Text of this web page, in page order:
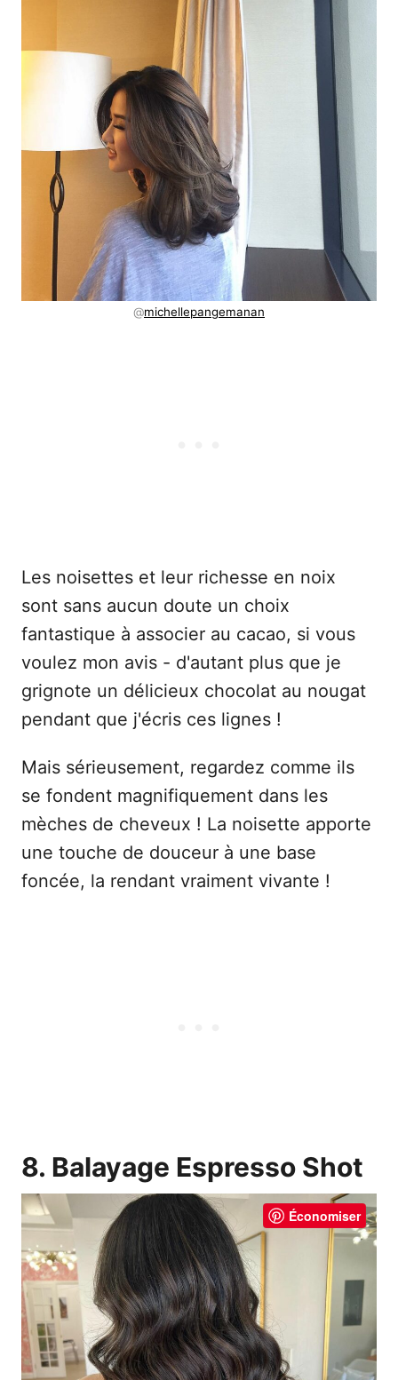
@michellepangemanan
Les noisettes et leur richesse en noix
sont sans aucun doute un choix
fantastique à associer au cacao, si vous
voulez mon avis - d'autant plus que je
grignote un délicieux chocolat au nougat
pendant que j'écris ces lignes !
Mais sérieusement, regardez comme ils
se fondent magnifiquement dans les
mèches de cheveux ! La noisette apporte
une touche de douceur à une base
foncée, la rendant vraiment vivante !
8. Balayage Espresso Shot
Économiser